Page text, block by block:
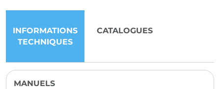
INFORMATIONS
TECHNIQUES
CATALOGUES
MANUELS